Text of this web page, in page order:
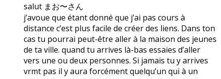
salut まお〜さん
j’avoue que étant donné que j’ai pas cours à
distance c’est plus facile de créer des liens. Dans ton
cas tu pourrai peut-être aller à la maison des jeunes
de ta ville. quand tu arrives là-bas essaies d’aller
vers une ou deux personnes. Si jamais tu y arrives
vrmt pas il y aura forcément quelqu’un qui à un